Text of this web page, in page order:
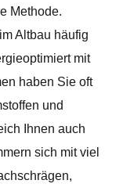
Methode.
Altbau häufig
mit
haben Sie oft
und
Ihnen auch
sich mit viel